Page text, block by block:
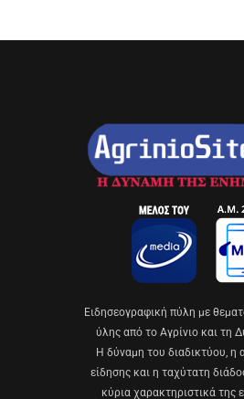
Eιδησεογραφική πύλη με
ύλης από το Αγρίνιο και τη
Η δύναμη του διαδικτύου, η
είδησης και η ταχύτατη
κύρια χαρακτηριστικά της